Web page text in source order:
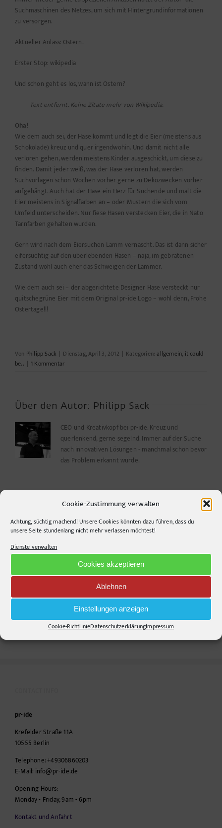
Cookie-Zustimmung verwalten
Achtung, süchtig machend! Unsere Cookies könnten dazu führen, dass du
unsere Seite stundenlang nicht mehr verlassen möchtest!
Dienste verwalten
Cookies akzeptieren
Ablehnen
Einstellungen anzeigen
Cookie-RichtlinieDatenschutzerklärungImpressum
Suchmaschinen des Netzes, um sich mit Hintergrundinformationen
zu versorgen.
Aktueller Anlass: Ostern.
Erster Stop: wikipedia
Und schon geht es los, wann ist Ostern?
Text entfernt. Keine Zitate mehr von Wikipedia.
Oha!
Wie dem auch sei, der Hase kommt und legt die Eier (meistens aus
Schokolade) kreuz und quer irgendwohin. Und damit nicht alle
verloren gehen, werden meistens Kinder ausgeschickt, um diese zu
finden. Damit jeder weiß, was der Hase verloren hat, werden
Suchvorlagen schon Wochen vorher gerne zu Dekozwecken vorher
aufgehängt. Auch hat der Hase ein Herz für Suchende und malt die
Eier meistens in Signalfarben an – oder Mustern die sich vom
Umfeld unterscheiden. Nur fiese Hasen verstecken Eier, die in Nato
Tarnfarben gehalten wurden.
Gern wird nach dem Eiersuchen Lamm vernascht. Das ist dann sicher
eifersüchtig auf den überlebenden Hasen – naja, im gebratenen
Zustand wohl auch eher das Schweigen der Lämmer.
Wie dem auch sei – der abgerichtete Designer Hase versteckt nur
quitschegrüne Eier mit dem Original pr-ide Logo – wohl denn, Frohe
Ostertage!!!
Von Philipp Sack | Dienstag, April 3, 2012 | Kategorien:allgemein, it could
be.. | 1 Kommentar
Über den Autor: Philipp Sack
CEO und Kreativkopf bei pr-ide. Kreuz und
querlenkend, gerne segelnd. Immer auf der Suche
nach innovativen Lösungen - manchmal schon bevor
das Problem erkannt wurde.
Ähnliche Beiträge
Energiewende auf
dem Acker nicht im
Motorraum beginnt
Die Kommentarfunktion wurde geschlossen.
pr-ide
Krefelder Straße 11A
10555 Berlin
Telephone:+49306860203
E-Mail: info@pr-ide.de
Opening Hours:
Monday - Friday, 9am - 6pm
Kontakt und Anfahrt